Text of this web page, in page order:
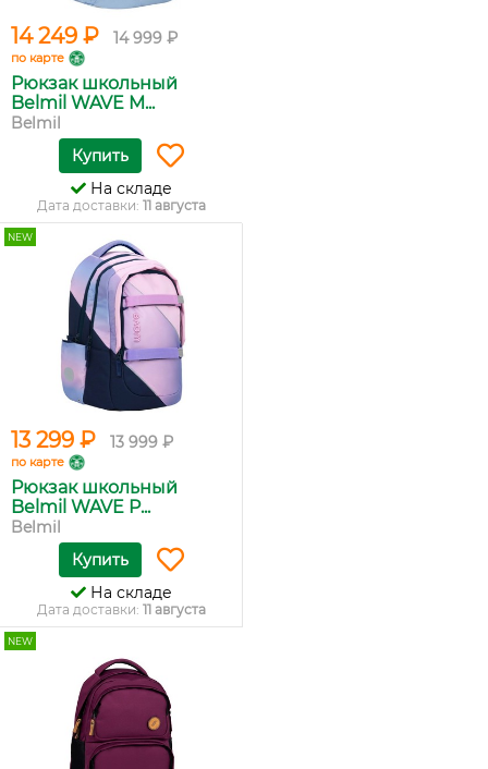
14 249 ₽ 14 999 ₽
по карте
Рюкзак школьный
Belmil WAVE M...
Belmil
Купить
На складе
Дата доставки: 11 августа
NEW
13 299 ₽ 13 999 ₽
по карте
Рюкзак школьный
Belmil WAVE P...
Belmil
Купить
На складе
Дата доставки: 11 августа
NEW